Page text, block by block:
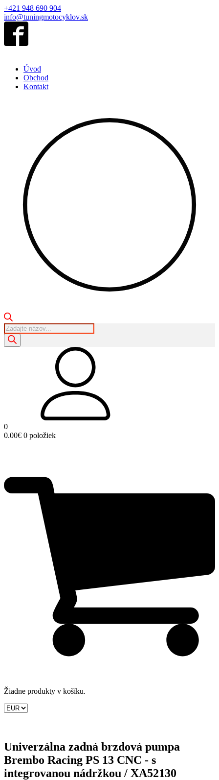
+421 948 690 904
info@tuningmotocyklov.sk
Úvod
Obchod
Kontakt
Products
search
0
0.00€ 0 položiek
Žiadne produkty v košíku.
Univerzálna zadná brzdová pumpa
Brembo Racing PS 13 CNC - s
integrovanou nádržkou / XA52130